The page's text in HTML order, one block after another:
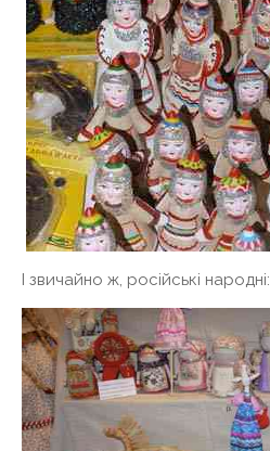
І звичайно ж, російські народні: